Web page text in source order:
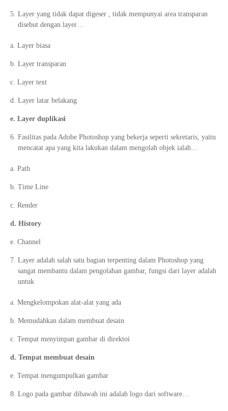
Layer yang tidak dapat digeser , tidak mempunyai area transparan
disebut dengan layer…
a. Layer biasa
b. Layer transparan
c. Layer text
d. Layer latar belakang
e. Layer duplikasi
Fasilitas pada Adobe Photoshop yang bekerja seperti sekretaris, yaitu
mencatat apa yang kita lakukan dalam mengolah objek ialah…
a. Path
b. Time Line
c. Render
d. History
e. Channel
Layer adalah salah satu bagian terpenting dalam Photoshop yang
sangat membantu dalam pengolahan gambar, fungsi dari layer adalah
untuk
a. Mengkelompokan alat-alat yang ada
b. Memudahkan dalam membuat desain
c. Tempat menyimpan gambar di direktoi
d. Tempat membuat desain
e. Tempat mengumpulkan gambar
Logo pada gambar dibawah ini adalah logo dari software…